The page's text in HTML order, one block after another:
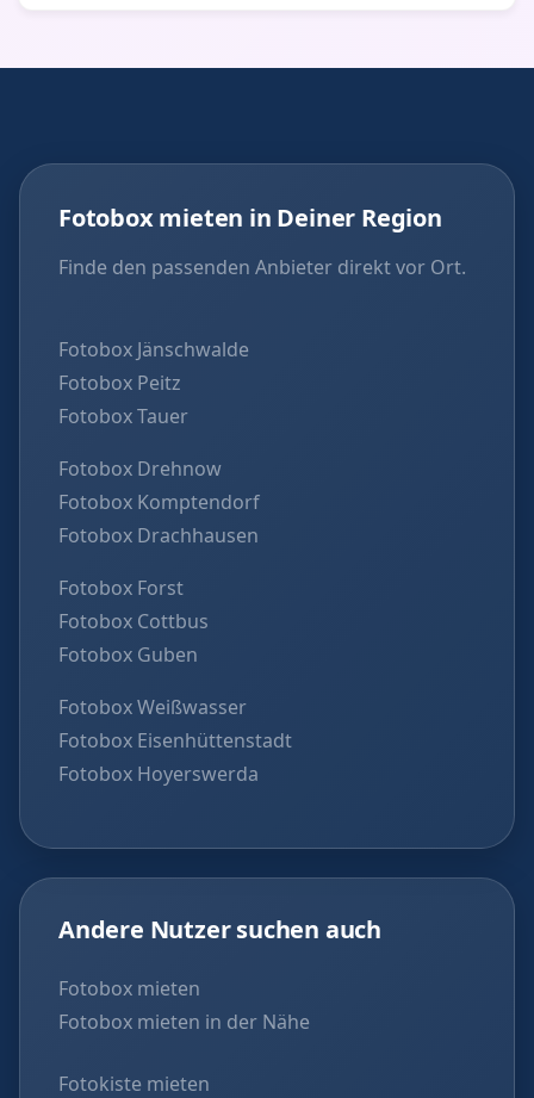
Fotobox mieten in Deiner Region
Finde den passenden Anbieter direkt vor Ort.
Fotobox Jänschwalde
Fotobox Peitz
Fotobox Tauer
Fotobox Drehnow
Fotobox Komptendorf
Fotobox Drachhausen
Fotobox Forst
Fotobox Cottbus
Fotobox Guben
Fotobox Weißwasser
Fotobox Eisenhüttenstadt
Fotobox Hoyerswerda
Andere Nutzer suchen auch
Fotobox mieten
Fotobox mieten in der Nähe
Fotokiste mieten